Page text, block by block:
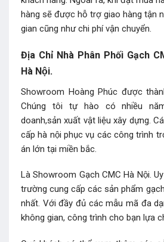
hàng sẽ được hỗ trợ giao hàng tận
gian cũng như chi phí vận chuyển.
Địa Chỉ Nhà Phân Phối Gạch
Hà Nội.
Showroom Hoàng Phúc được
Chúng tôi tự hào có nhiều
doanh,sản xuất vật liệu xây dựng.
cấp hà nội phục vụ các công trình
án lớn tại miền bắc.
Là Showroom Gạch CMC Hà Nội.
trường cung cấp các sản phẩm
nhất. Với đầy đủ các mẫu mã đa
không gian, công trình cho bạn lựa